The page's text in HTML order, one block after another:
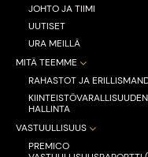
JOHTO JA TIIMI
UUTISET
URA MEILLÄ
MITÄ TEEMME
RAHASTOT JA
KIINTEISTÖVARALLISUUDEN
HALLINTA
VASTUULLISUUS
PREMICO